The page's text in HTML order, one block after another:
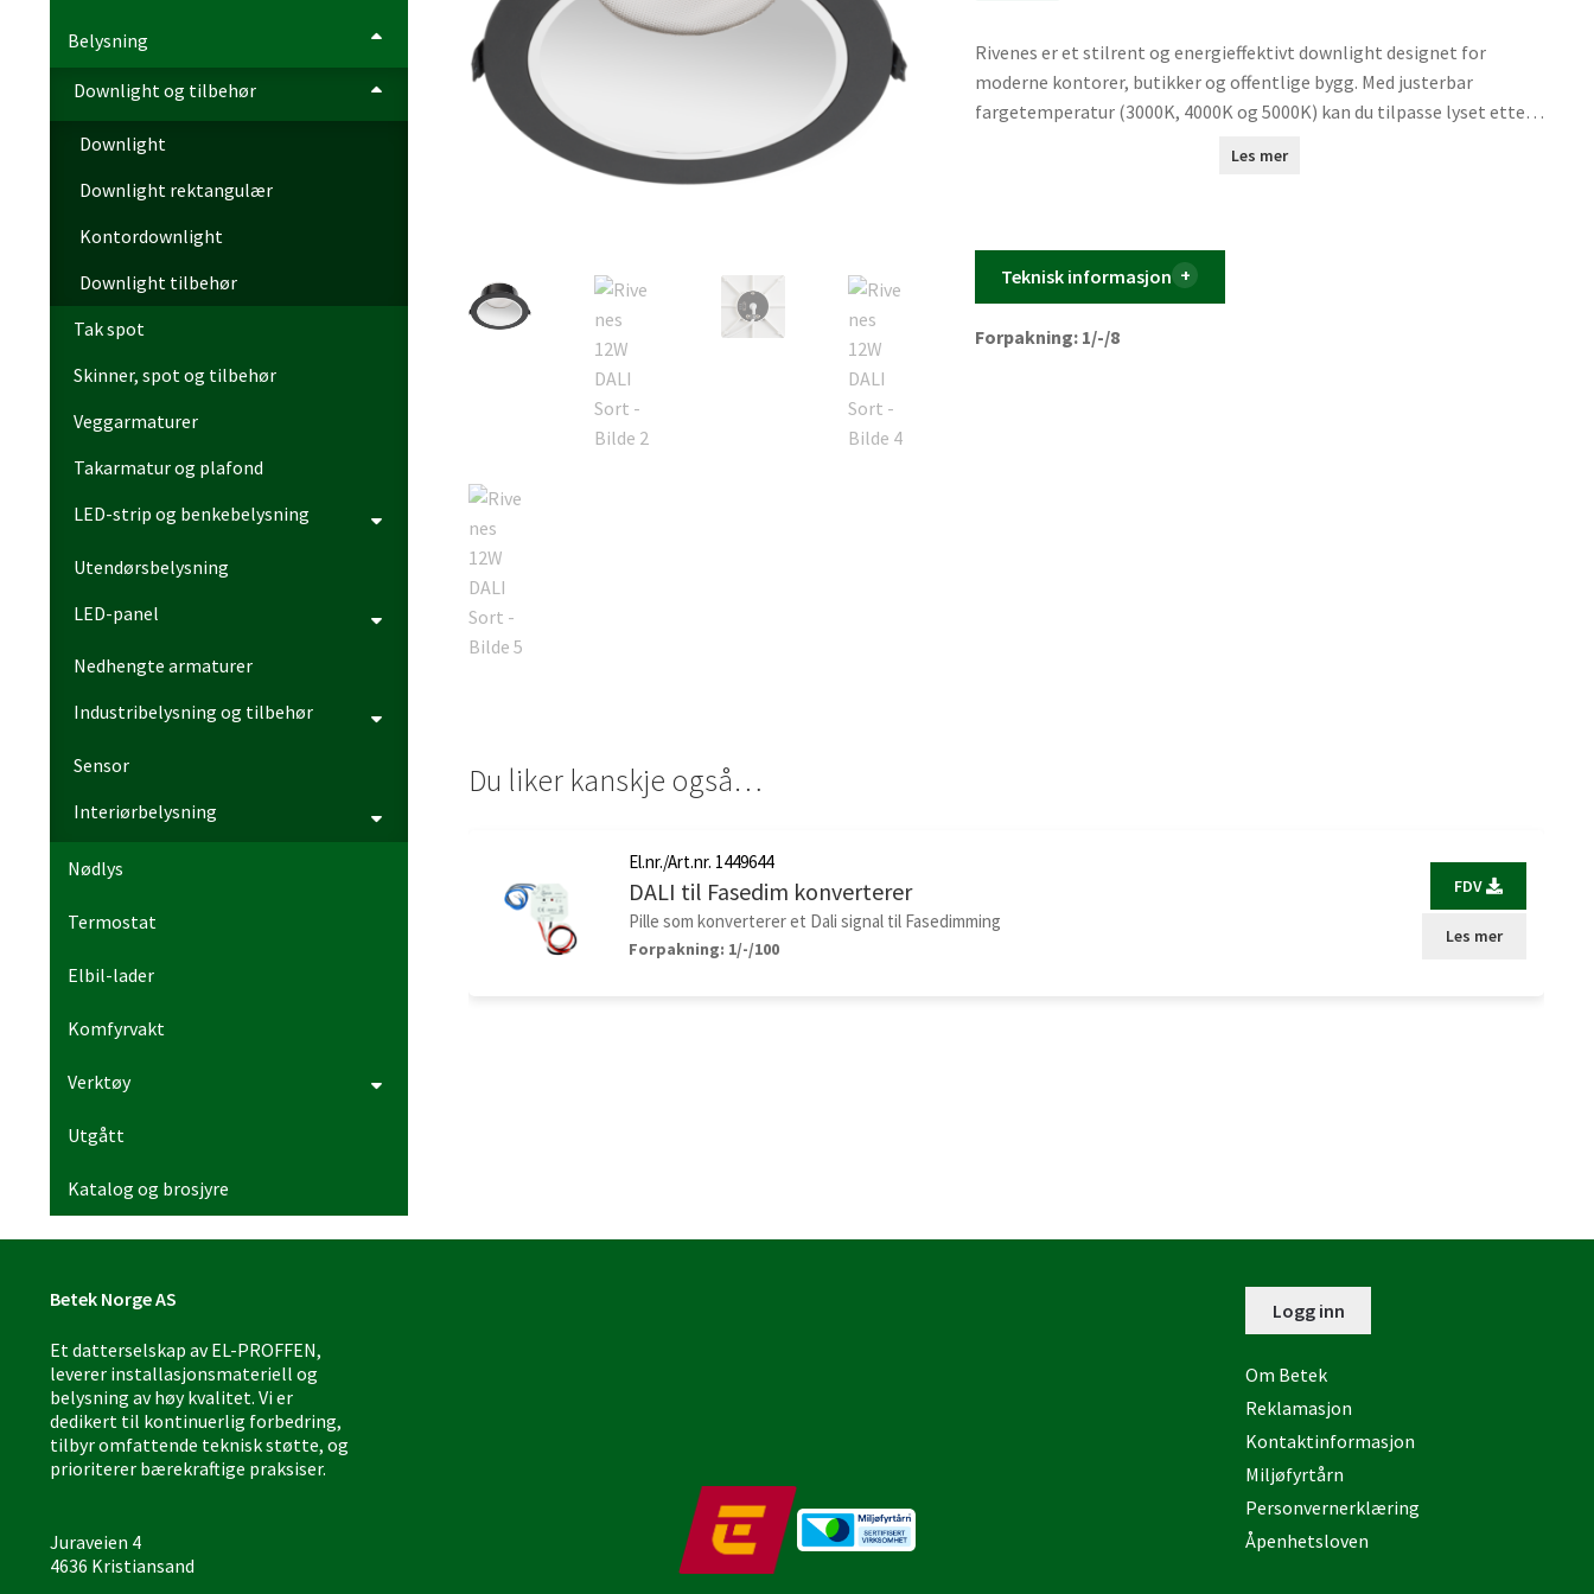
Rivenes er et stilrent og energieffektivt downlight designet for
moderne kontorer, butikker og offentlige bygg. Med justerbar
fargetemperatur (3000K, 4000K og 5000K) kan du tilpasse lyset etter
Les mer
Teknisk informasjon
Forpakning: 1/-/8
Du liker kanskje også…
El.nr./Art.nr. 1449644
DALI til Fasedim konverterer
Pille som konverterer et Dali signal til Fasedimming
Forpakning: 1/-/100
FDV
Les mer
Belysning
Downlight og tilbehør
Downlight
Downlight rektangulær
Kontordownlight
Downlight tilbehør
Tak spot
Skinner, spot og tilbehør
Veggarmaturer
Takarmatur og plafond
LED-strip og benkebelysning
Utendørsbelysning
LED-panel
Nedhengte armaturer
Industribelysning og tilbehør
Sensor
Interiørbelysning
Nødlys
Termostat
Elbil-lader
Komfyrvakt
Verktøy
Utgått
Katalog og brosjyre
Logg inn
Betek Norge AS
Et datterselskap av EL-PROFFEN,
leverer installasjonsmateriell og
belysning av høy kvalitet. Vi er
dedikert til kontinuerlig forbedring,
tilbyr omfattende teknisk støtte, og
prioriterer bærekraftige praksiser.
Juraveien 4
4636 Kristiansand
Om Betek
Reklamasjon
Kontaktinformasjon
Miljøfyrtårn
Personvernerklæring
Åpenhetsloven